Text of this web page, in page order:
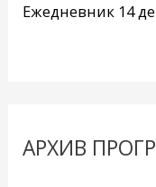
Ежедневник 14
АРХИВ